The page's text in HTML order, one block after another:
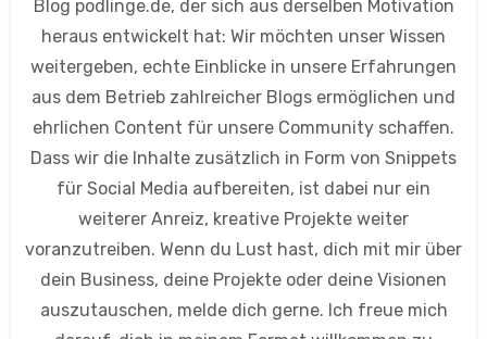
Blog podlinge.de, der sich aus derselben Motivation
heraus entwickelt hat: Wir möchten unser Wissen
weitergeben, echte Einblicke in unsere Erfahrungen
aus dem Betrieb zahlreicher Blogs ermöglichen und
ehrlichen Content für unsere Community schaffen.
Dass wir die Inhalte zusätzlich in Form von Snippets
für Social Media aufbereiten, ist dabei nur ein
weiterer Anreiz, kreative Projekte weiter
voranzutreiben. Wenn du Lust hast, dich mit mir über
dein Business, deine Projekte oder deine Visionen
auszutauschen, melde dich gerne. Ich freue mich